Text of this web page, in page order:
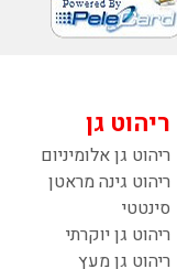
ריהוט גן
ריהוט גן אלומיניום
ריהוט גינה מראטן
סינטטי
ריהוט גן יוקרתי
ריהוט גן מעץ